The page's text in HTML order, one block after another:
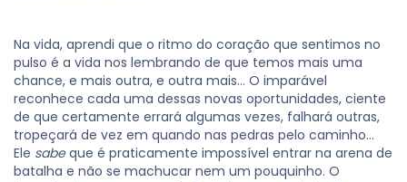
Na vida, aprendi que o ritmo do coração que sentimos no
pulso é a vida nos lembrando de que temos mais uma
chance, e mais outra, e outra mais... O imparável
reconhece cada uma dessas novas oportunidades, ciente
de que certamente errará algumas vezes, falhará outras,
tropeçará de vez em quando nas pedras pelo caminho...
Ele sabeque é praticamente impossível entrar na arena de
batalha e não se machucar nem um pouquinho. O